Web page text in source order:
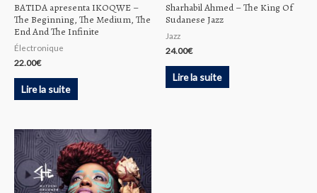
BATIDA apresenta IKOQWE –
The Beginning, The Medium, The
End And The Infinite
Électronique
22.00€
Lire la suite
Sharhabil Ahmed – The King Of
Sudanese Jazz
Jazz
24.00€
Lire la suite